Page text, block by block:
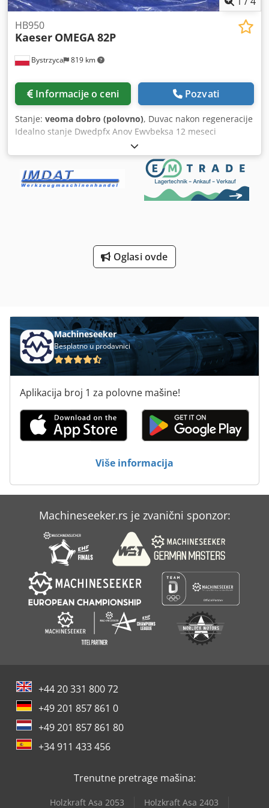
demontažnih kranova, odmah dostupnih. S.E.&O Zbog
velikog broja oglasa i detalja, Aurora savetuje da proverite
ispravnost unetih podataka kod prodajnog osoblja.
Bystrzyca 819 km
HB950
Kaeser OMEGA 82P
Informacije o ceni Pozvati
Stanje: veoma dobro (polovno), Duvac nakon regeneracije
Idealno stanje Dwedpfx Anov Ewvbeksa 12 meseci
Oglasi ovde
Machineseeker
Besplatno u prodavnici
Aplikacija broj 1 za polovne mašine!
Više informacija
Machineseeker.rs je zvanični sponzor:
+44 20 331 800 72
+49 201 857 861 0
+49 201 857 861 80
+34 911 433 456
Trenutne pretrage mašina:
Holzkraft Asa 2053 Holzkraft Asa 2403